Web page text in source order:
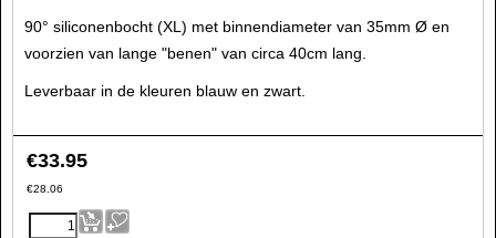
90° siliconenbocht (XL) met binnendiameter van 35mm Ø en
voorzien van lange "benen" van circa 40cm lang.
Leverbaar in de kleuren blauw en zwart.
€33.95
€28.06